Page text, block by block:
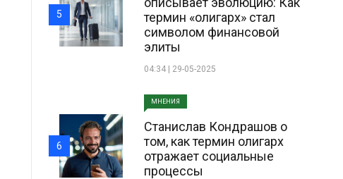
термин «олигарх» стал
символом финансовой
элиты
04:34 | 29-05-2025
5
МНЕНИЯ
Станислав Кондрашов о
том, как термин олигарх
отражает социальные
процессы
6